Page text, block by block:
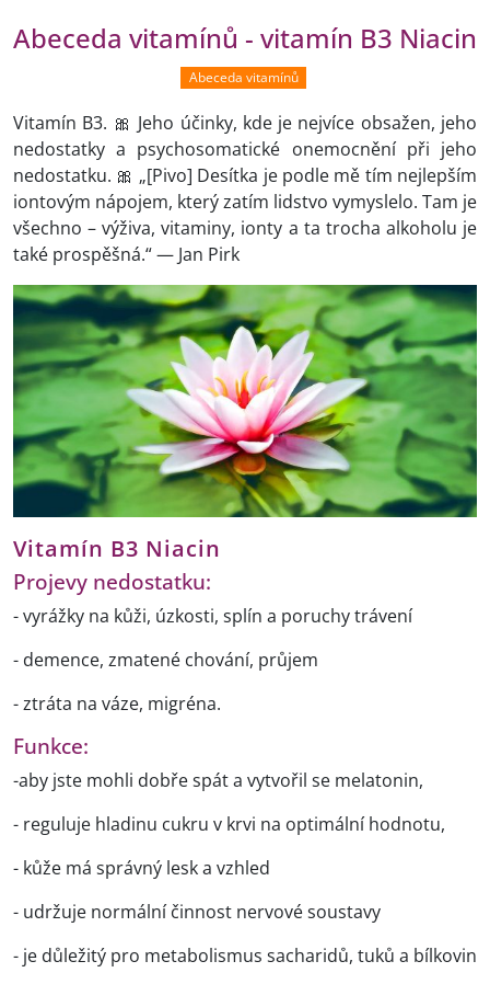
Abeceda vitamínů - vitamín B3 Niacin
Abeceda vitamínů
Vitamín B3. 🎀 Jeho účinky, kde je nejvíce obsažen, jeho
nedostatky a psychosomatické onemocnění při jeho
nedostatku. 🎀 „[Pivo] Desítka je podle mě tím nejlepším
iontovým nápojem, který zatím lidstvo vymyslelo. Tam je
všechno – výživa, vitaminy, ionty a ta trocha alkoholu je
také prospěšná.“ — Jan Pirk
Vitamín B3 Niacin
Projevy nedostatku:
- vyrážky na kůži, úzkosti, splín a poruchy trávení
- demence, zmatené chování, průjem
- ztráta na váze, migréna.
Funkce:
-aby jste mohli dobře spát a vytvořil se melatonin,
- reguluje hladinu cukru v krvi na optimální hodnotu,
- kůže má správný lesk a vzhled
- udržuje normální činnost nervové soustavy
- je důležitý pro metabolismus sacharidů, tuků a bílkovin